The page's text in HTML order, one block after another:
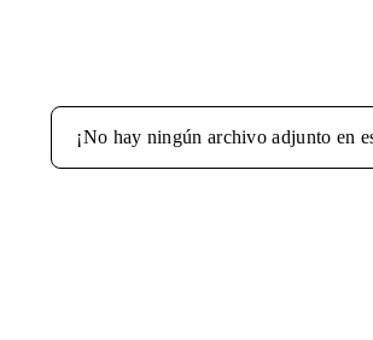
¡No hay ningún archivo adjunto en